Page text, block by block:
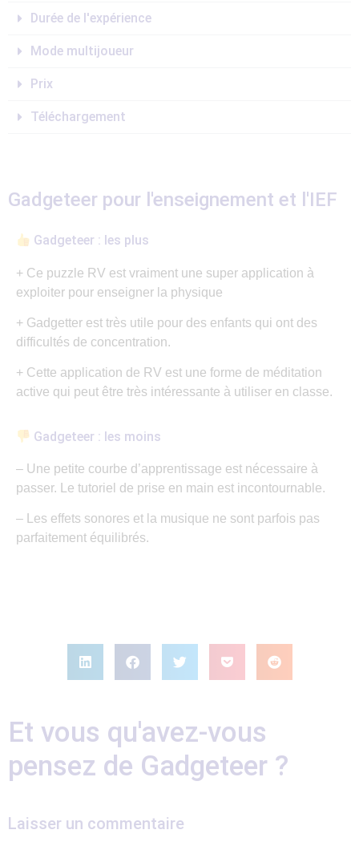
Durée de l'expérience
Mode multijoueur
Prix
Téléchargement
Gadgeteer pour l'enseignement et l'IEF
Gadgeteer : les plus
+ Ce puzzle RV est vraiment une super application à
exploiter pour enseigner la physique
+ Gadgetter est très utile pour des enfants qui ont des
difficultés de concentration.
+ Cette application de RV est une forme de méditation
active qui peut être très intéressante à utiliser en classe.
Gadgeteer : les moins
– Une petite courbe d’apprentissage est nécessaire à
passer. Le tutoriel de prise en main est incontournable.
– Les effets sonores et la musique ne sont parfois pas
parfaitement équilibrés.
Et vous qu'avez-vous
pensez de Gadgeteer ?
Laisser un commentaire